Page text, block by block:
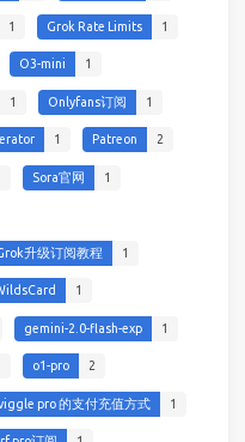
1 Grok Rate Limits 1
O3-mini 1
1 Onlyfans订阅 1
1 Patreon 2
Sora官网 1
升级订阅教程 1
1
gemini-2.0-flash-exp 1
o1-pro 2
pro 的支付充值方式 1